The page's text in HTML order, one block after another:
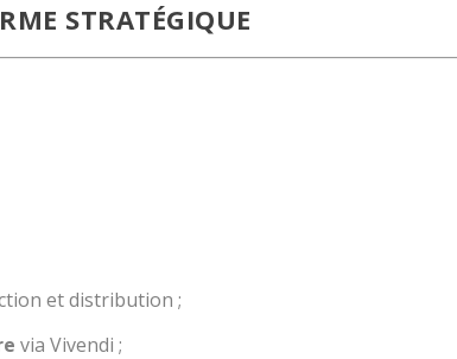
STRATÉGIQUE
et distribution ;
via Vivendi ;